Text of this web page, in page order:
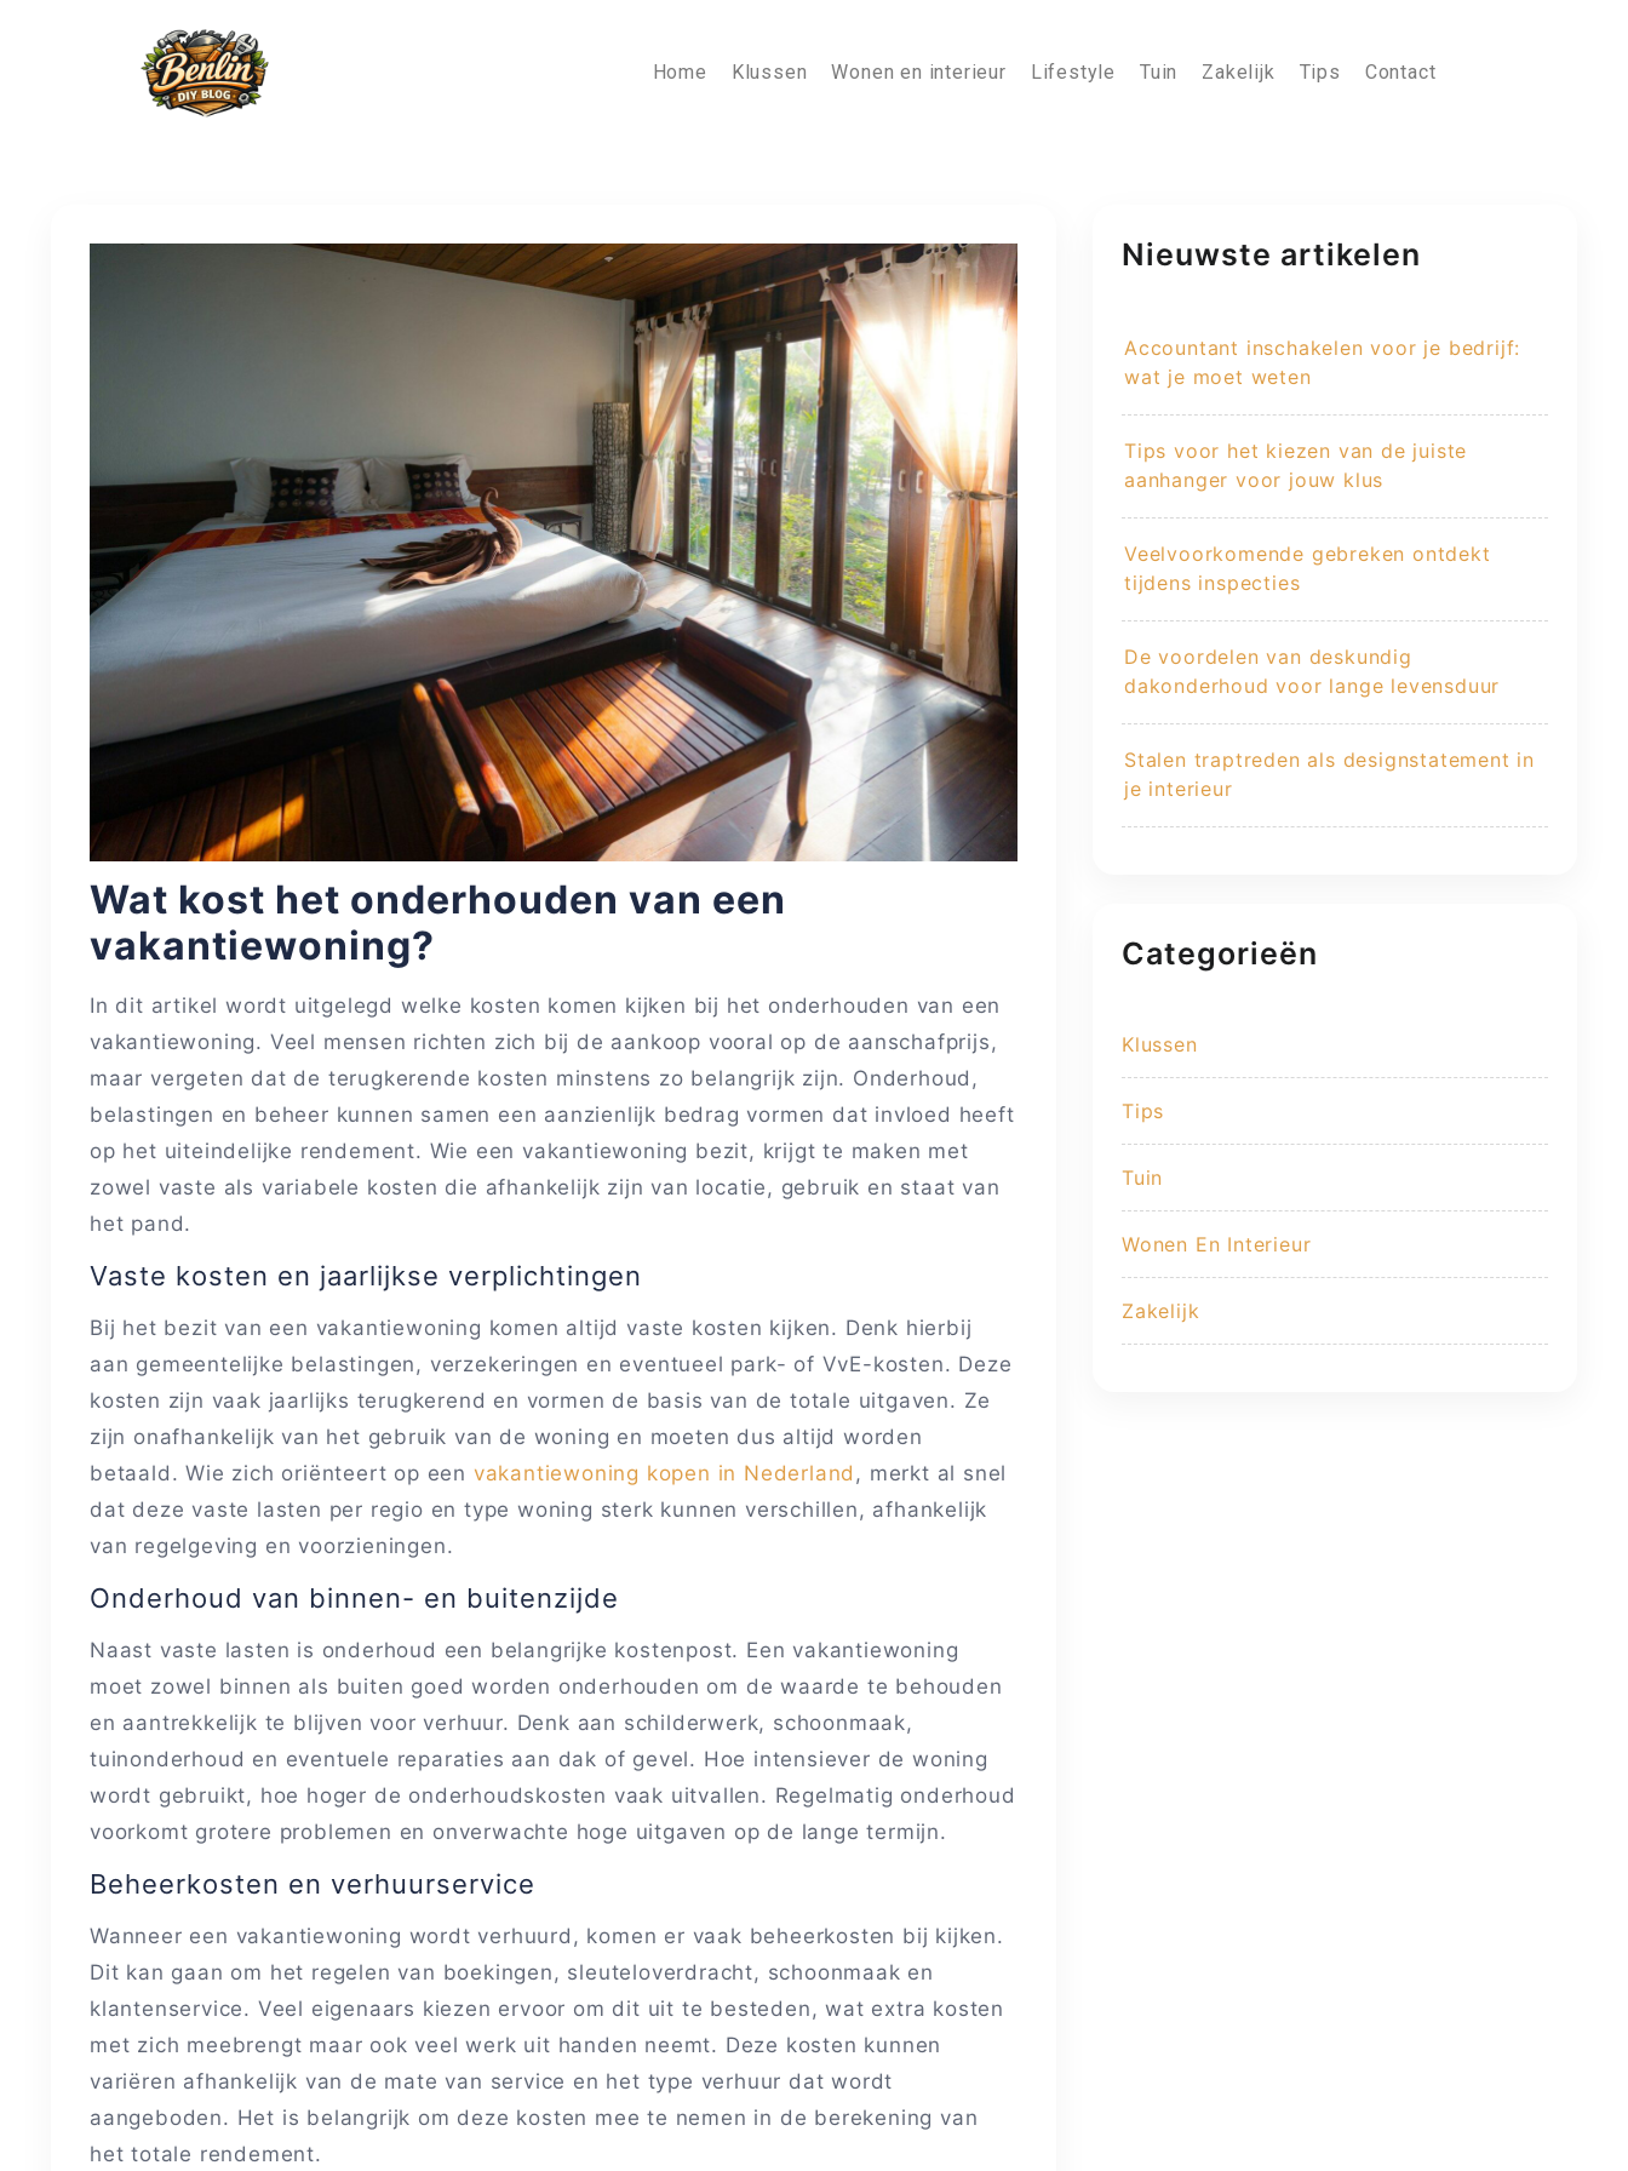
Home Klussen Wonen en interieur Lifestyle Tuin Zakelijk Tips Contact
Wat kost het onderhouden van een
vakantiewoning?
In dit artikel wordt uitgelegd welke kosten komen kijken bij het onderhouden van een
vakantiewoning. Veel mensen richten zich bij de aankoop vooral op de aanschafprijs,
maar vergeten dat de terugkerende kosten minstens zo belangrijk zijn. Onderhoud,
belastingen en beheer kunnen samen een aanzienlijk bedrag vormen dat invloed heeft
op het uiteindelijke rendement. Wie een vakantiewoning bezit, krijgt te maken met
zowel vaste als variabele kosten die afhankelijk zijn van locatie, gebruik en staat van
het pand.
Vaste kosten en jaarlijkse verplichtingen
Bij het bezit van een vakantiewoning komen altijd vaste kosten kijken. Denk hierbij
aan gemeentelijke belastingen, verzekeringen en eventueel park- of VvE-kosten. Deze
kosten zijn vaak jaarlijks terugkerend en vormen de basis van de totale uitgaven. Ze
zijn onafhankelijk van het gebruik van de woning en moeten dus altijd worden
betaald. Wie zich oriënteert op een vakantiewoning kopen in Nederland , merkt al snel
dat deze vaste lasten per regio en type woning sterk kunnen verschillen, afhankelijk
van regelgeving en voorzieningen.
Onderhoud van binnen- en buitenzijde
Naast vaste lasten is onderhoud een belangrijke kostenpost. Een vakantiewoning
moet zowel binnen als buiten goed worden onderhouden om de waarde te behouden
en aantrekkelijk te blijven voor verhuur. Denk aan schilderwerk, schoonmaak,
tuinonderhoud en eventuele reparaties aan dak of gevel. Hoe intensiever de woning
wordt gebruikt, hoe hoger de onderhoudskosten vaak uitvallen. Regelmatig onderhoud
voorkomt grotere problemen en onverwachte hoge uitgaven op de lange termijn.
Beheerkosten en verhuurservice
Wanneer een vakantiewoning wordt verhuurd, komen er vaak beheerkosten bij kijken.
Dit kan gaan om het regelen van boekingen, sleuteloverdracht, schoonmaak en
klantenservice. Veel eigenaars kiezen ervoor om dit uit te besteden, wat extra kosten
met zich meebrengt maar ook veel werk uit handen neemt. Deze kosten kunnen
variëren afhankelijk van de mate van service en het type verhuur dat wordt
aangeboden. Het is belangrijk om deze kosten mee te nemen in de berekening van
het totale rendement.
Nieuwste artikelen
Accountant inschakelen voor je bedrijf:
wat je moet weten
Tips voor het kiezen van de juiste
aanhanger voor jouw klus
Veelvoorkomende gebreken ontdekt
tijdens inspecties
De voordelen van deskundig
dakonderhoud voor lange levensduur
Stalen traptreden als designstatement in
je interieur
Categorieën
Klussen
Tips
Tuin
Wonen En Interieur
Zakelijk